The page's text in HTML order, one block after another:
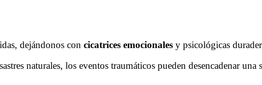
dejándonos con cicatrices emocionales y psicológicas
naturales, los eventos traumáticos pueden desencadenar una